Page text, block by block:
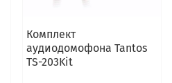
Комплект
аудиодомофона Tantos
TS-203Kit